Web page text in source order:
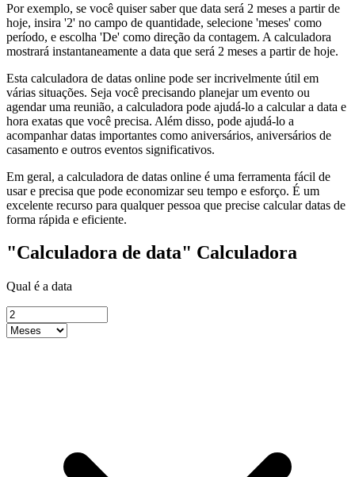
Por exemplo, se você quiser saber que data será 2 meses a partir de
hoje, insira '2' no campo de quantidade, selecione 'meses' como
período, e escolha 'De' como direção da contagem. A calculadora
mostrará instantaneamente a data que será 2 meses a partir de hoje.
Esta calculadora de datas online pode ser incrivelmente útil em
várias situações. Seja você precisando planejar um evento ou
agendar uma reunião, a calculadora pode ajudá-lo a calcular a data e
hora exatas que você precisa. Além disso, pode ajudá-lo a
acompanhar datas importantes como aniversários, aniversários de
casamento e outros eventos significativos.
Em geral, a calculadora de datas online é uma ferramenta fácil de
usar e precisa que pode economizar seu tempo e esforço. É um
excelente recurso para qualquer pessoa que precise calcular datas de
forma rápida e eficiente.
"Calculadora de data" Calculadora
Qual é a data